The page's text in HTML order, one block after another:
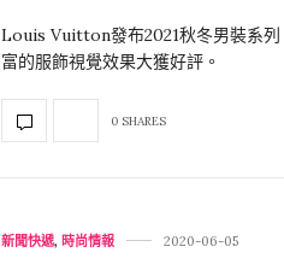
Louis Vuitton發布2021秋冬男裝系列
富的服飾視覺效果大獲好評。
0 SHARES
新聞快遞, 時尚情報 2020-06-05